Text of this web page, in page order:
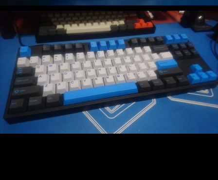
Rebyte Hardware
Rebyte